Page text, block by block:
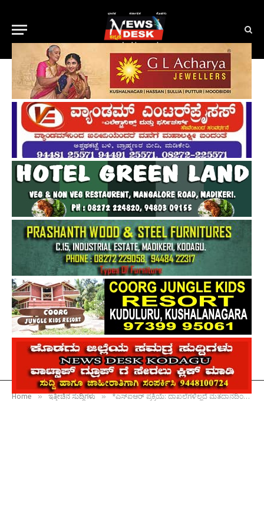
Home » ಇತ್ತೀಚಿನ ಸುದ್ದಿಗಳು » *ಎಸ್‌ಐಆರ್ ಪ್ರಕ್ರಿಯೆ: ದಾಖಲೆಗಳಿಲ್ಲದೆ ಮತದಾನದಿಂದ ವಂಚಿತರಾಗುವ ಆತಂಕ : ಮಡಿಕೇರಿಯಲ್ಲಿ ಪ್ರತಿಭಟನೆ*